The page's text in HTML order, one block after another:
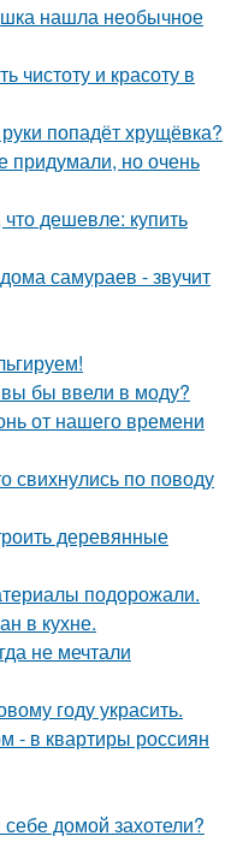
нашла необычное
чистоту и красоту в
попадёт хрущёвка?
придумали, но очень
дешевле: купить
самураев - звучит
бы ввели в моду?
от нашего времени
свихнулись по поводу
деревянные
подорожали.
в кухне.
не мечтали
году украсить.
- в квартиры россиян
домой захотели?